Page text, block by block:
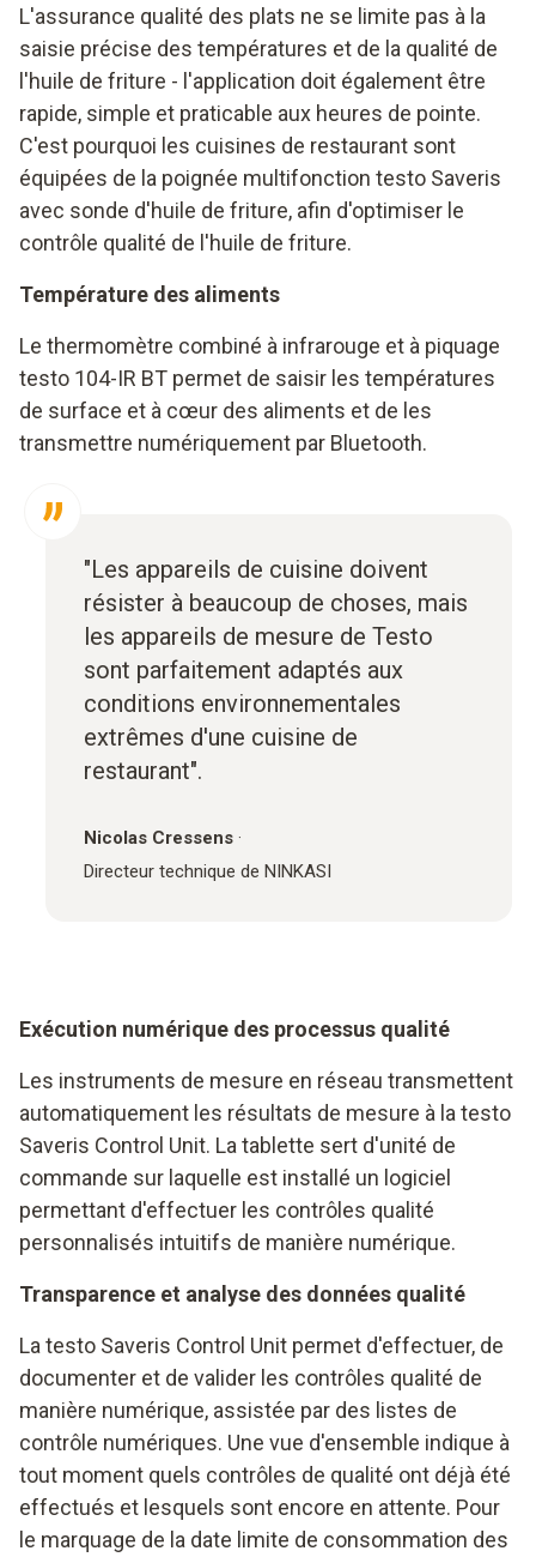
L'assurance qualité des plats ne se limite pas à la
saisie précise des températures et de la qualité de
l'huile de friture - l'application doit également être
rapide, simple et praticable aux heures de pointe.
C'est pourquoi les cuisines de restaurant sont
équipées de la poignée multifonction testo Saveris
avec sonde d'huile de friture, afin d'optimiser le
contrôle qualité de l'huile de friture.
Température des aliments
Le thermomètre combiné à infrarouge et à piquage
testo 104-IR BT permet de saisir les températures
de surface et à cœur des aliments et de les
transmettre numériquement par Bluetooth.
"Les appareils de cuisine doivent
résister à beaucoup de choses, mais
les appareils de mesure de Testo
sont parfaitement adaptés aux
conditions environnementales
extrêmes d'une cuisine de
restaurant".
Nicolas Cressens ·
Directeur technique de NINKASI
Exécution numérique des processus qualité
Les instruments de mesure en réseau transmettent
automatiquement les résultats de mesure à la testo
Saveris Control Unit. La tablette sert d'unité de
commande sur laquelle est installé un logiciel
permettant d'effectuer les contrôles qualité
personnalisés intuitifs de manière numérique.
Transparence et analyse des données qualité
La testo Saveris Control Unit permet d'effectuer, de
documenter et de valider les contrôles qualité de
manière numérique, assistée par des listes de
contrôle numériques. Une vue d'ensemble indique à
tout moment quels contrôles de qualité ont déjà été
effectués et lesquels sont encore en attente. Pour
le marquage de la date limite de consommation des